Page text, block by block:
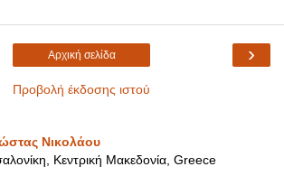
›
Αρχική σελίδα
Προβολή έκδοσης ιστού
Νικολάου
Κεντρική Μακεδονία, Greece